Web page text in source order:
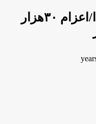
برگزاری ۵۵۰ یادواره شهدا/اعزام ۳۰هزار